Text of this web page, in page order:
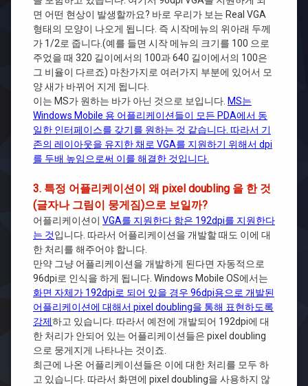
면 어떤 현상이 발생할까요? 바로 우리가 보는 Real VGA
형태의 모양이 나오게 됩니다. 즉 시작메뉴의 위아래 두께
가 1/2로 줍니다.(예를 들면 시작 메뉴의 크기를 100 으로
주었을 때 320 길이에서의 100과 640 길이에서의 100은
그 비율이 다르죠) 마찬가지로 여러가지 부분에 있어서 모
양 새가 바뀌어 지게 됩니다.
이는 MS가 원하는 바가 아닌 것으로 보입니다. MS는
Windows Mobile 용 어플리케이션들이 모든 PDA에서 동
일한 인터페이스를 갖기를 원하는 것 같습니다. 따라서 기
존의 레이아웃을 유지한 채로 VGA를 지원하기 위해서 dpi
를 두배 높임으로써 이를 해결한 것입니다.
3. 특정 어플리케이션이 왜 pixel doubling 을 한 것
(글자나 그림이 뭉게짐)으로 보일까?
어플리케이션이 VGA를 지원한다 함은 192dpi를 지원한다
는 것입니다. 따라서 어플리케이션을 개발할 때도 이에 대
한 처리를 해주어야 합니다.
만약 그냥 어플리케이션을 개발하게 된다면 자동적으로
96dpi로 인식을 하게 됩니다. Windows Mobile OS에서는
화면 자체가 192dpi로 되어 있을 경우 96dpi용으로 개발된
어플리케이션에 대해서 pixel doubling을 통해 표현하도록
강제하고 있습니다. 따라서 예전에 개발되어 192dpi에 대
한 처리가 안되어 있는 어플리케이션들은 pixel doubling
으로 뭉게지게 나타나는 것이죠.
최근에 나온 어플리케이션들은 이에 대한 처리를 모두 하
고 있습니다. 따라서 화면에 pixel doubling을 사용하지 않